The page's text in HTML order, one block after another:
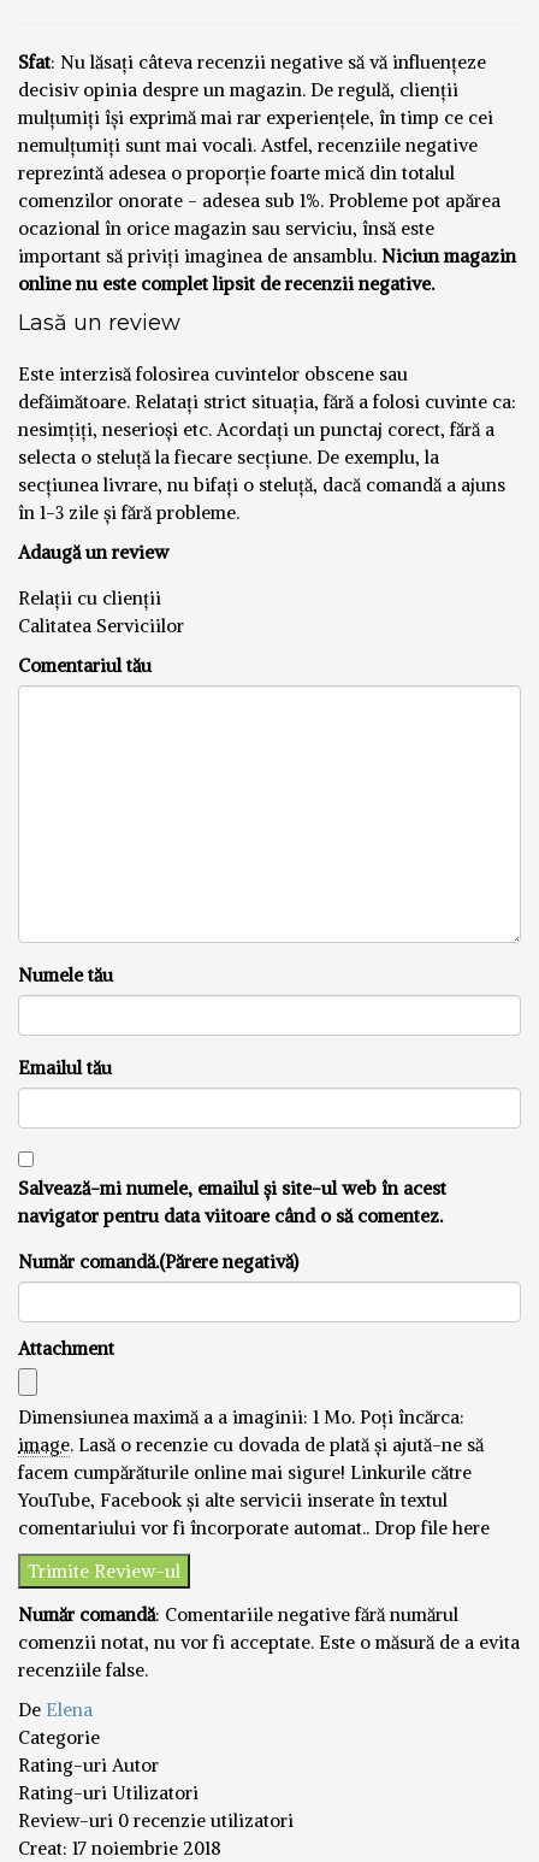
Sfat: Nu lăsați câteva recenzii negative să vă influențeze
decisiv opinia despre un magazin. De regulă, clienții
mulțumiți își exprimă mai rar experiențele, în timp ce cei
nemulțumiți sunt mai vocali. Astfel, recenziile negative
reprezintă adesea o proporție foarte mică din totalul
comenzilor onorate - adesea sub 1%. Probleme pot apărea
ocazional în orice magazin sau serviciu, însă este
important să priviți imaginea de ansamblu. Niciun magazin
online nu este complet lipsit de recenzii negative.
Lasă un review
Este interzisă folosirea cuvintelor obscene sau
defăimătoare. Relatați strict situația, fără a folosi cuvinte ca:
nesimțiți, neserioși etc. Acordați un punctaj corect, fără a
selecta o steluță la fiecare secțiune. De exemplu, la
secțiunea livrare, nu bifați o steluță, dacă comandă a ajuns
în 1-3 zile și fără probleme.
Adaugă un review
Relații cu clienții
Calitatea Serviciilor
Comentariul tău
Numele tău
Emailul tău
Salvează-mi numele, emailul și site-ul web în acest
navigator pentru data viitoare când o să comentez.
Număr comandă.(Părere negativă)
Attachment
Dimensiunea maximă a a imaginii: 1 Mo. Poți încărca:
image. Lasă o recenzie cu dovada de plată și ajută-ne să
facem cumpărăturile online mai sigure! Linkurile către
YouTube, Facebook și alte servicii inserate în textul
comentariului vor fi încorporate automat.. Drop file here
Număr comandă: Comentariile negative fără numărul
comenzii notat, nu vor fi acceptate. Este o măsură de a evita
recenziile false.
De Elena
Categorie
Rating-uri Autor
Rating-uri Utilizatori
Review-uri 0 recenzie utilizatori
Creat: 17 noiembrie 2018